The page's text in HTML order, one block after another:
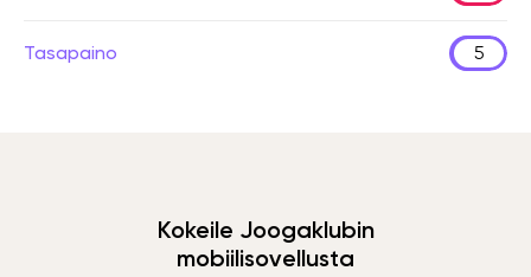
Tasapaino 5
Kokeile Joogaklubin
mobiilisovellusta